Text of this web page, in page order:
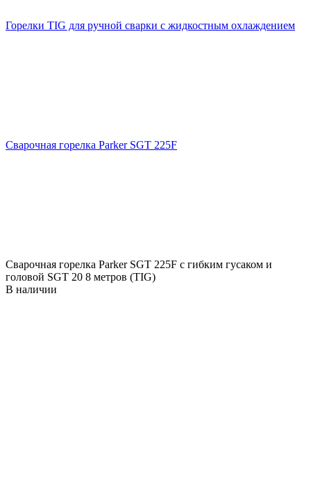
Горелки TIG для ручной сварки с жидкостным охлаждением
Сварочная горелка Parker SGT 225F
Сварочная горелка Parker SGT 225F с гибким гусаком и
головой SGT 20 8 метров (TIG)
В наличии